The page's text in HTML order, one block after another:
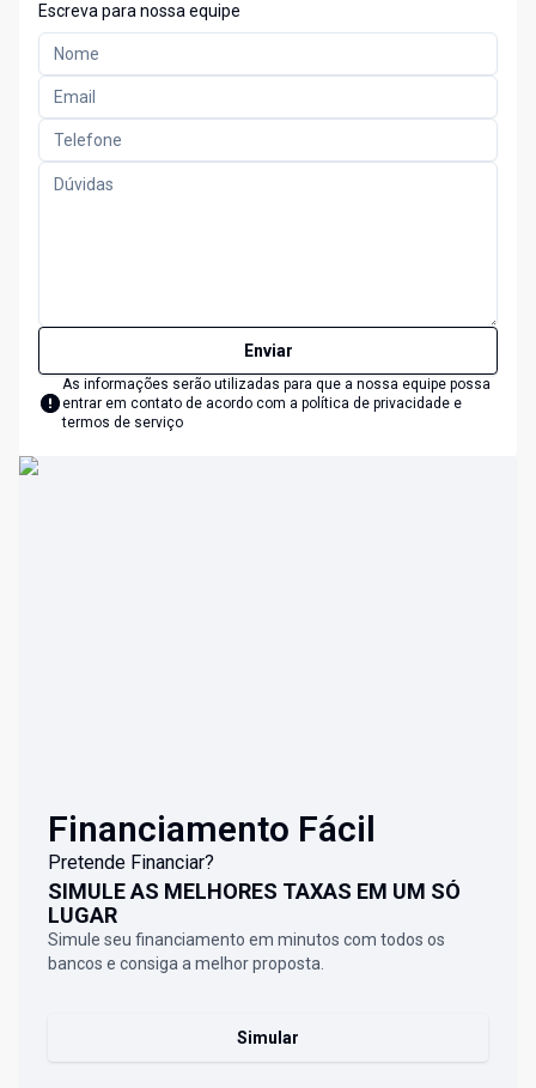
Escreva para nossa equipe
Enviar
As informações serão utilizadas para que a nossa equipe possa
entrar em contato de acordo com a política de privacidade e
termos de serviço
Financiamento Fácil
Pretende Financiar?
SIMULE AS MELHORES TAXAS EM UM SÓ
LUGAR
Simule seu financiamento em minutos com todos os
bancos e consiga a melhor proposta.
Simular